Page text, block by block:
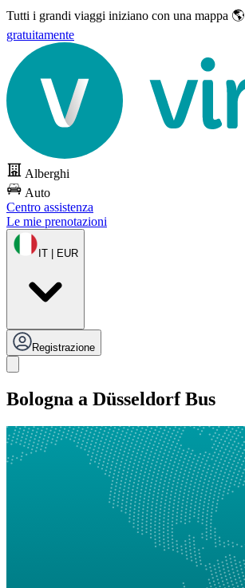
Tutti i grandi viaggi iniziano con una mappa 🌎
gratuitamente
Alberghi
Auto
Centro assistenza
Le mie prenotazioni
IT | EUR
Registrazione
Bologna a Düsseldorf Bus